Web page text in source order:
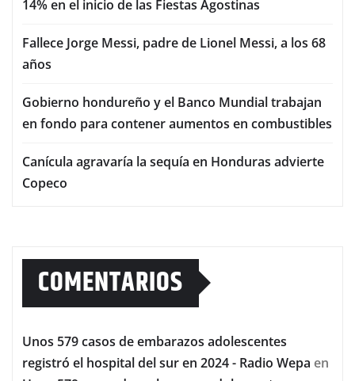
14% en el inicio de las Fiestas Agostinas
Fallece Jorge Messi, padre de Lionel Messi, a los 68
años
Gobierno hondureño y el Banco Mundial trabajan
en fondo para contener aumentos en combustibles
Canícula agravaría la sequía en Honduras advierte
Copeco
COMENTARIOS
Unos 579 casos de embarazos adolescentes
registró el hospital del sur en 2024 - Radio Wepa en